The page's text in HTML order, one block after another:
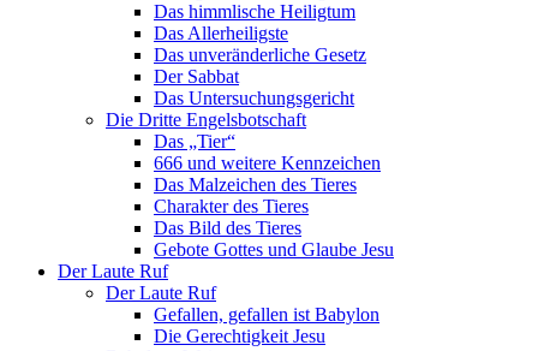
Das himmlische Heiligtum
Das Allerheiligste
Das unveränderliche Gesetz
Der Sabbat
Das Untersuchungsgericht
Die Dritte Engelsbotschaft
Das „Tier“
666 und weitere Kennzeichen
Das Malzeichen des Tieres
Charakter des Tieres
Das Bild des Tieres
Gebote Gottes und Glaube Jesu
Der Laute Ruf
Der Laute Ruf
Gefallen, gefallen ist Babylon
Die Gerechtigkeit Jesu